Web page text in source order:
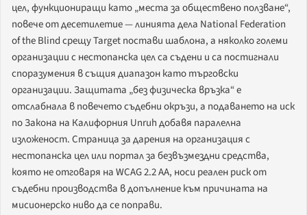
цел, функциониращи като „места за обществено ползване“,
повече от десетилетие — линията дела National Federation
of the Blind срещу Target постави шаблона, а няколко големи
организации с нестопанска цел са съдени и са постигнали
споразумения в същия диапазон като търговски
организации. Защитата „без физическа връзка“ е
отслабнала в повечето съдебни окръзи, а подаването на иск
по Закона на Калифорния Unruh добавя паралелна
изложеност. Страница за дарения на организация с
нестопанска цел или портал за безвъзмездни средства,
която не отговаря на WCAG 2.2 AA, носи реален риск от
съдебни производства в допълнение към причината на
мисионерско ниво да се поправи.